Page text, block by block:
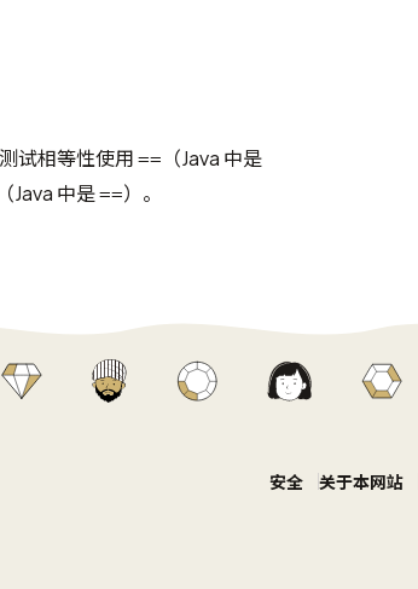
试相等性使用 == （Java 中是
（Java 中是==）。
安全 关于本网站